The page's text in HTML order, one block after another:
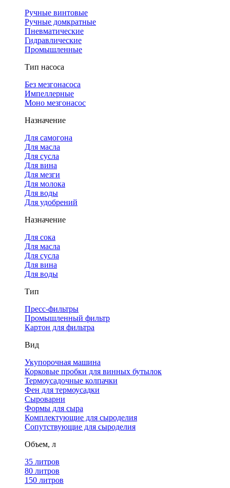
Ручные винтовые
Ручные домкратные
Пневматические
Гидравлические
Промышленные
Тип насоса
Без мезгонасоса
Импеллерные
Моно мезгонасос
Назначение
Для самогона
Для масла
Для сусла
Для вина
Для мезги
Для молока
Для воды
Для удобрений
Назначение
Для сока
Для масла
Для сусла
Для вина
Для воды
Тип
Пресс-фильтры
Промышленный фильтр
Картон для фильтра
Вид
Укупорочная машина
Корковые пробки для винных бутылок
Термоусадочные колпачки
Фен для термоусадки
Сыроварни
Формы для сыра
Комплектующие для сыроделия
Сопутствующие для сыроделия
Объем, л
35 литров
80 литров
150 литров